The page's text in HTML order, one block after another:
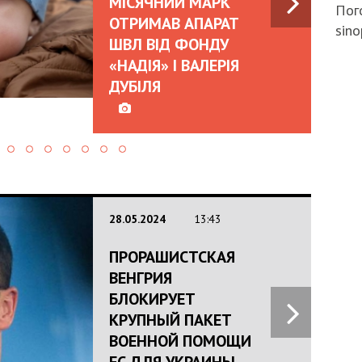
ОТРИМАВ АПАРАТ
ШВЛ ВІД ФОНДУ
«НАДІЯ» І ВАЛЕРІЯ
ДУБІЛЯ
28.05.2024 13:43
ПРОРАШИСТСКАЯ
ВЕНГРИЯ
БЛОКИРУЕТ
КРУПНЫЙ ПАКЕТ
ВОЕННОЙ ПОМОЩИ